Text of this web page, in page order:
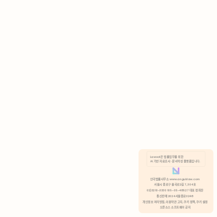
분석 쿠키 허용
Lawvot은 법률업무를 위한
AI 기반 자료조사 · 문서작성 플랫폼입니다.
안국법률사무소 www.anguklaw.com
서울시 종로구 율곡로2길 7, 304호
02)3210-3330 105-05-48527 대표 정희찬
통신판매 2024서울종로0248
개인정보 처리방침, 이용약관 고지, 쿠키 정책, 쿠키 설정
오픈소스 소프트웨어 공지